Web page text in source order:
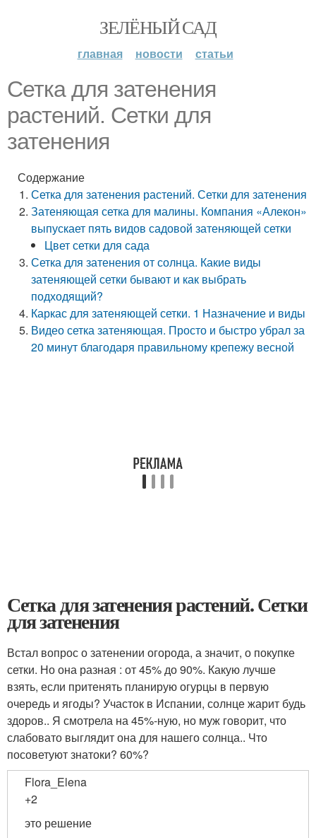
ЗЕЛЁНЫЙ САД
главная новости статьи
Сетка для затенения
растений. Сетки для
затенения
Содержание
Сетка для затенения растений. Сетки для затенения
Затеняющая сетка для малины. Компания «Алекон»
выпускает пять видов садовой затеняющей сетки
Цвет сетки для сада
Сетка для затенения от солнца. Какие виды
затеняющей сетки бывают и как выбрать
подходящий?
Каркас для затеняющей сетки. 1 Назначение и виды
Видео сетка затеняющая. Просто и быстро убрал за
20 минут благодаря правильному крепежу весной
Сетка для затенения растений. Сетки
для затенения
Встал вопрос о затенении огорода, а значит, о покупке
сетки. Но она разная : от 45% до 90%. Какую лучше
взять, если притенять планирую огурцы в первую
очередь и ягоды? Участок в Испании, солнце жарит будь
здоров.. Я смотрела на 45%-ную, но муж говорит, что
слабовато выглядит она для нашего солнца.. Что
посоветуют знатоки? 60%?
Flora_Elena
+2
это решение